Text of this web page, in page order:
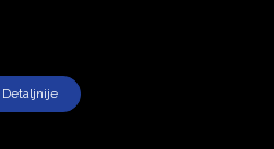
Detaljnije